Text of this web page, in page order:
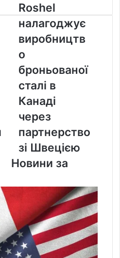
Roshel
налагоджує
виробництво
броньованої
сталі
в
Канаді
через
партнерство
зі
Швецією
Roshel
налагоджує
виробництв
о
броньованої
сталі в
Канаді
через
партнерство
зі Швецією
Новини за